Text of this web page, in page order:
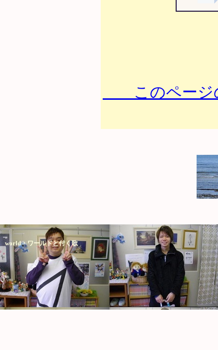
このページ
world・ワールドと付く歌